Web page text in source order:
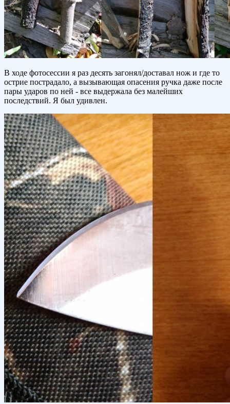
В ходе фотосессии я раз десять загонял/доставал нож и где то
острие пострадало, а вызывающая опасения ручка даже после
пары ударов по ней - все выдержала без малейших
последствий. Я был удивлен.